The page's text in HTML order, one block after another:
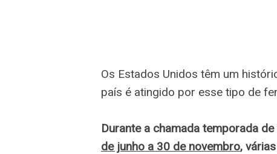
Os Estados Unidos têm um
país é atingido por esse tipo de
Durante a chamada temporada
de junho a 30 de novembro,